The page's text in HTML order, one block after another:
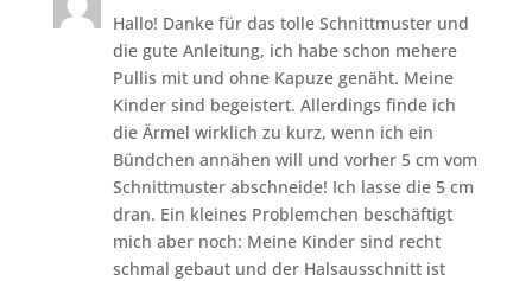
Hallo! Danke für das tolle Schnittmuster und
die gute Anleitung, ich habe schon mehere
Pullis mit und ohne Kapuze genäht. Meine
Kinder sind begeistert. Allerdings finde ich
die Ärmel wirklich zu kurz, wenn ich ein
Bündchen annähen will und vorher 5 cm vom
Schnittmuster abschneide! Ich lasse die 5 cm
dran. Ein kleines Problemchen beschäftigt
mich aber noch: Meine Kinder sind recht
schmal gebaut und der Halsausschnitt ist